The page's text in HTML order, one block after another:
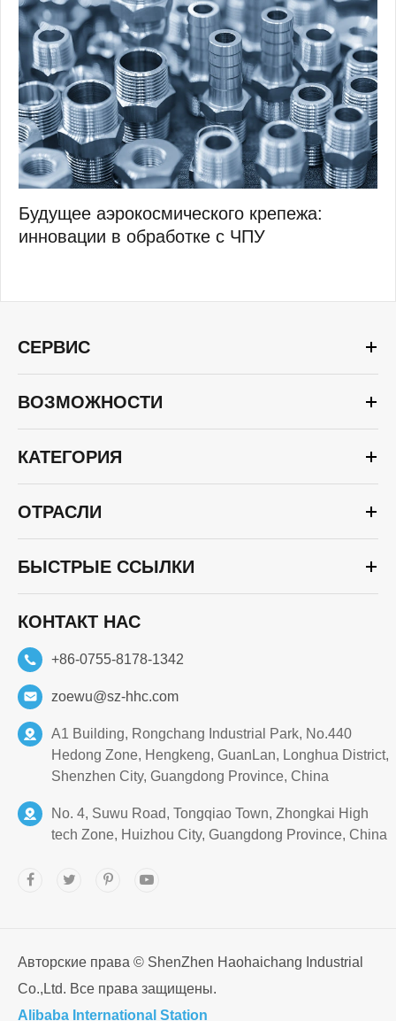
Будущее аэрокосмического крепежа:
инновации в обработке с ЧПУ
СЕРВИС
ВОЗМОЖНОСТИ
КАТЕГОРИЯ
ОТРАСЛИ
БЫСТРЫЕ ССЫЛКИ
КОНТАКТ НАС
+86-0755-8178-1342
zoewu@sz-hhc.com
A1 Building, Rongchang Industrial Park, No.440
Hedong Zone, Hengkeng, GuanLan, Longhua District,
Shenzhen City, Guangdong Province, China
No. 4, Suwu Road, Tongqiao Town, Zhongkai High
tech Zone, Huizhou City, Guangdong Province, China
Авторские права © ShenZhen Haohaichang Industrial
Co.,Ltd. Все права защищены.
Alibaba International Station